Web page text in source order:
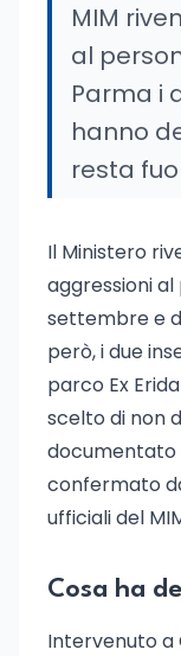
MIM
al
Parma i
hanno
resta
Il Ministero
aggressioni
settembre e
però, i due
parco Ex
scelto di non
documentato
confermato
ufficiali del
Cosa ha
Intervenuto a